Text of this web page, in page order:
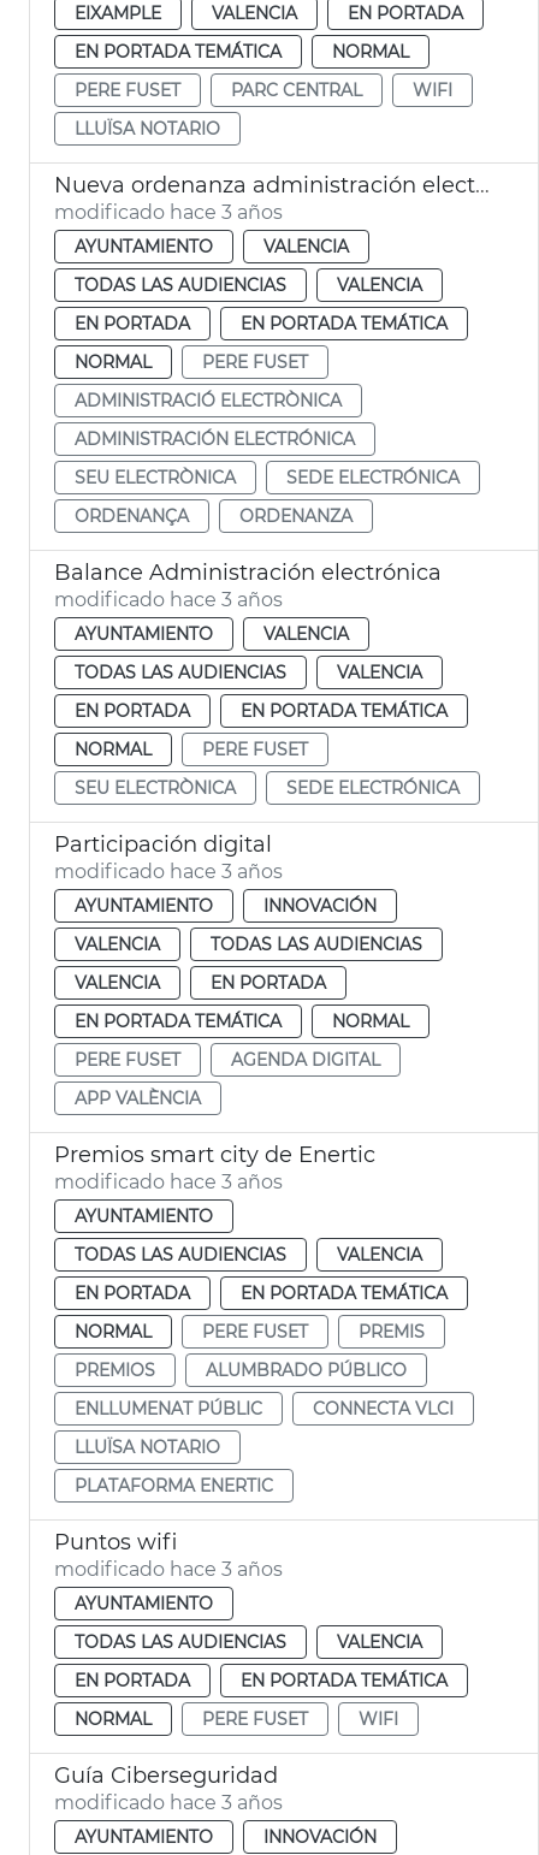
EIXAMPLE
VALENCIA
EN PORTADA
EN PORTADA TEMÁTICA
NORMAL
PERE FUSET
PARC CENTRAL
WIFI
LLUÏSA NOTARIO
Nueva ordenanza administración electrónica
modificado hace 3 años
AYUNTAMIENTO
VALENCIA
TODAS LAS AUDIENCIAS
VALENCIA
EN PORTADA
EN PORTADA TEMÁTICA
NORMAL
PERE FUSET
ADMINISTRACIÓ ELECTRÒNICA
ADMINISTRACIÓN ELECTRÓNICA
SEU ELECTRÒNICA
SEDE ELECTRÓNICA
ORDENANÇA
ORDENANZA
Balance Administración electrónica
modificado hace 3 años
AYUNTAMIENTO
VALENCIA
TODAS LAS AUDIENCIAS
VALENCIA
EN PORTADA
EN PORTADA TEMÁTICA
NORMAL
PERE FUSET
SEU ELECTRÒNICA
SEDE ELECTRÓNICA
Participación digital
modificado hace 3 años
AYUNTAMIENTO
INNOVACIÓN
VALENCIA
TODAS LAS AUDIENCIAS
VALENCIA
EN PORTADA
EN PORTADA TEMÁTICA
NORMAL
PERE FUSET
AGENDA DIGITAL
APP VALÈNCIA
Premios smart city de Enertic
modificado hace 3 años
AYUNTAMIENTO
TODAS LAS AUDIENCIAS
VALENCIA
EN PORTADA
EN PORTADA TEMÁTICA
NORMAL
PERE FUSET
PREMIS
PREMIOS
ALUMBRADO PÚBLICO
ENLLUMENAT PÚBLIC
CONNECTA VLCI
LLUÏSA NOTARIO
PLATAFORMA ENERTIC
Puntos wifi
modificado hace 3 años
AYUNTAMIENTO
TODAS LAS AUDIENCIAS
VALENCIA
EN PORTADA
EN PORTADA TEMÁTICA
NORMAL
PERE FUSET WIFI
Guía Ciberseguridad
modificado hace 3 años
AYUNTAMIENTO INNOVACIÓN